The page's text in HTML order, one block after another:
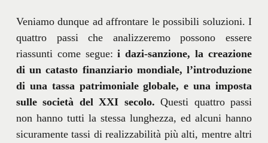
Veniamo dunque ad affrontare le possibili soluzioni. I
quattro passi che analizzeremo possono essere
riassunti come segue: i dazi-sanzione, la creazione
di un catasto finanziario mondiale, l’introduzione
di una tassa patrimoniale globale, e una imposta
sulle società del XXI secolo. Questi quattro passi
non hanno tutti la stessa lunghezza, ed alcuni hanno
sicuramente tassi di realizzabilità più alti, mentre altri